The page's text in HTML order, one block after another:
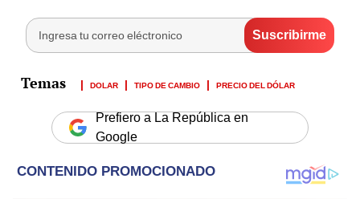
DOLAR TIPO DE CAMBIO PRECIO DEL DÓLAR
Prefiero a La República en
Google